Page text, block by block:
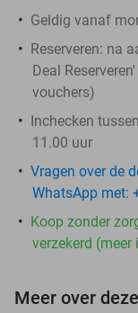
Geldig vanaf
Reserveren: na
Deal
vouchers)
Inchecken
11.00 uur
Vragen over de
WhatsApp met:
Koop zonder
verzekerd (meer
Meer over